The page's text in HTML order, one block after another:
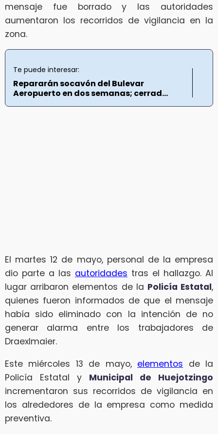
mensaje fue borrado y las autoridades
aumentaron los recorridos de vigilancia en la
zona.
Te puede interesar:
Repararán socavón del Bulevar
Aeropuerto en dos semanas; cerrad...
El martes 12 de mayo, personal de la empresa
dio parte a las autoridades tras el hallazgo. Al
lugar arribaron elementos de la Policía Estatal,
quienes fueron informados de que el mensaje
había sido eliminado con la intención de no
generar alarma entre los trabajadores de
Draexlmaier.
Este miércoles 13 de mayo, elementos de la
Policía Estatal y Municipal de Huejotzingo
incrementaron sus recorridos de vigilancia en
los alrededores de la empresa como medida
preventiva.